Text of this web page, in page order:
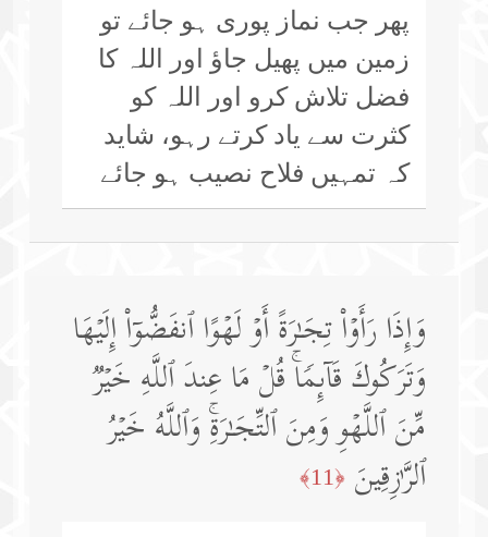
پھر جب نماز پوری ہو جائے تو
زمین میں پھیل جاؤ اور اللہ کا
فضل تلاش کرو اور اللہ کو
کثرت سے یاد کرتے رہو، شاید
کہ تمہیں فلاح نصیب ہو جائے
وَإِذَا رَأَوۡا۟ تِجَـٰرَةً أَوۡ لَهۡوًا ٱنفَضُّوۤا۟ إِلَیۡهَا
وَتَرَكُوكَ قَاۤىِٕمࣰاۚ قُلۡ مَا عِندَ ٱللَّهِ خَیۡرࣱ
مِّنَ ٱللَّهۡوِ وَمِنَ ٱلتِّجَـٰرَةِۚ وَٱللَّهُ خَیۡرُ
ٱلرَّ ٰ⁠زِقِینَ ﴿11﴾